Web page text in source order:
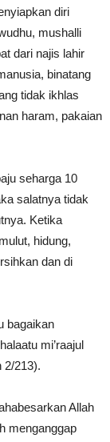
diri
mushalli
dari najis lahir
binatang
tidak ikhlas
haram, pakaian
seharga 10
salatnya tidak
Ketika
hidung,
dan di
bagaikan
mi’raajul
2/213).
Allah
menganggap